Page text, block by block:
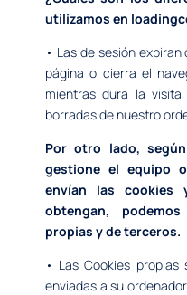
utilizamos en
• Las de sesión
página o cierra el
mientras dura la
borradas de nuestro
Por otro lado,
gestione el equipo
envían las
obtengan,
propias y de terceros.
• Las Cookies propias
enviadas a su